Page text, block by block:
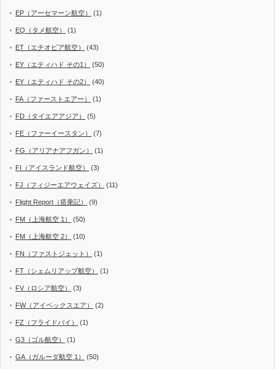
EP（アーセマーン航空） (1)
EQ（タメ航空） (1)
ET（エチオピア航空） (43)
EY（エティハド その1） (50)
EY（エティハド その2） (40)
FA（ファーストエアー） (1)
FD（タイエアアジア） (5)
FE（ファーイースタン） (7)
FG（アリアナアフガン） (1)
FI（アイスランド航空） (3)
FJ（フィジーエアウェイズ） (11)
Flight Report（搭乗記） (9)
FM（上海航空 1） (50)
FM（上海航空 2） (10)
FN（ファストジェット） (1)
FT（シェムリアップ航空） (1)
FV（ロシア航空） (3)
FW（アイベックスエア） (2)
FZ（フライドバイ） (1)
G3（ゴル航空） (1)
GA（ガルーダ航空 1） (50)